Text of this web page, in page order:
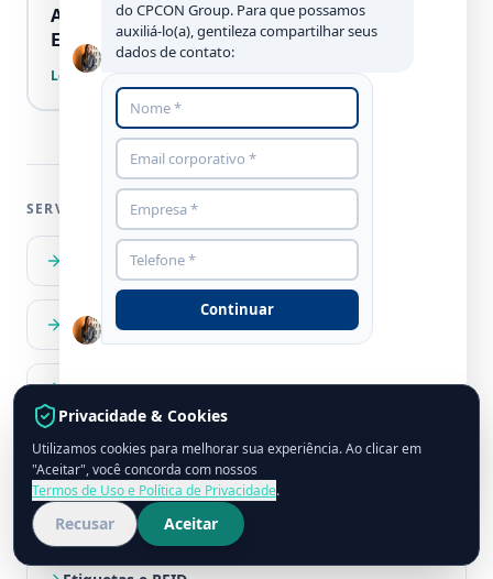
Ativos Fantasmas: Como Identificar e
Eliminar
Ler artigo
SERVIÇOS CPCON RELACIONADOS
Inventário Patrimonial
Inventário de Ativos Fixos
Controle Patrimonial
Avaliação de Ativos
Gestão Patrimonial
do CPCON Group. Para que possamos
auxiliá-lo(a), gentileza compartilhar seus
dados de contato:
Continuar
Privacidade & Cookies
Utilizamos cookies para melhorar sua experiência. Ao clicar em
"Aceitar", você concorda com nossos
Termos de Uso e Política de Privacidade.
Recusar Aceitar